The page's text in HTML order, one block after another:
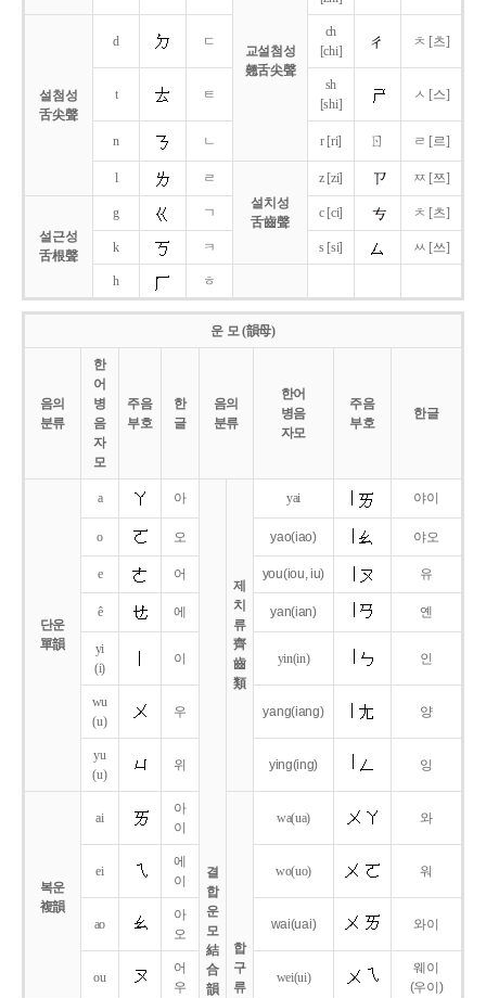
교설첨성
翹舌尖聲
설첨성
舌尖聲
d ㄷ
ch
[chi]
ㅊ [츠]
t ㅌ
sh
[shi]
ㅅ [스]
n ㄴ r [ri] ㄖ ㄹ [르]
l
ㄹ
설치성
舌齒聲
z [zi] ㅉ [쯔]
설근성
舌根聲
g ㄱ c [ci] ㅊ [츠]
k ㅋ s [si] ㅆ [쓰]
h ㅎ
운 모 (韻母)
음의
분류
한
어
병
음
자
모
주음
부호
한
글
음의
분류
한어
병음
자모
주음
부호
한글
단운
單韻
a 아
결
합
운
모
結
合
韻
제
치
류
齊
齒
類
yai 야이
o 오 yao(iao) 야오
e 어 you(iou,iu) 유
ê 에 yan(ian) 옌
yi
(i)
이 yin(in) 인
wu
(u)
우 yang(iang) 양
yu
(u)
위 ying(ing) 잉
복운
複韻
ai
아
이
합
구
류
wa(ua) 와
ei
에
이
wo(uo) 워
ao
아
오
wai(uai) 와이
ou
어
우
wei(ui)
웨이
(우이)